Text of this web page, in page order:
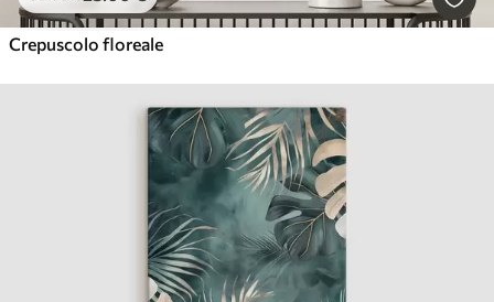
Crepuscolo floreale